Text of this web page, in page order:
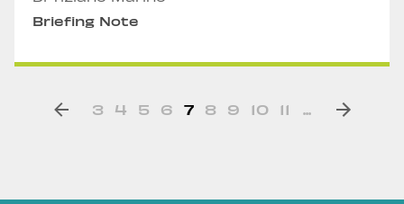
Briefing Note
3 4 5 6 7 8 9 10 11 ...